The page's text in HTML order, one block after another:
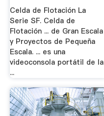
Celda de Flotación La
Serie SF. Celda de
Flotación ... de Gran Escala
y Proyectos de Pequeña
Escala. ... es una
videoconsola portátil de la
...